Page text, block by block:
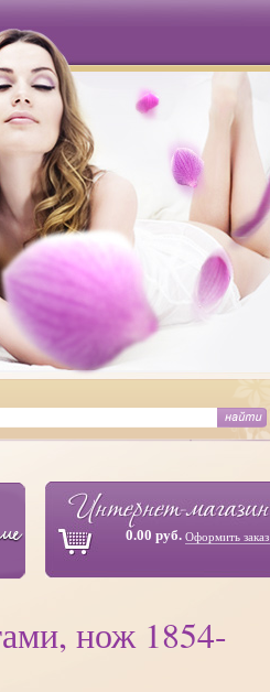
0.00 руб. Оформить заказ
нож 1854-